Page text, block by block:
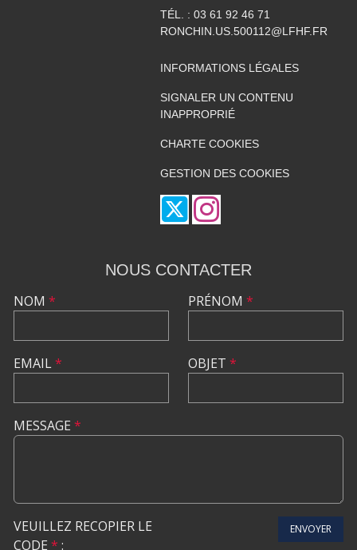
TÉL. : 03 61 92 46 71
RONCHIN.US.500112@LFHF.FR
INFORMATIONS LÉGALES
SIGNALER UN CONTENU
INAPPROPRIÉ
CHARTE COOKIES
GESTION DES COOKIES
NOUS CONTACTER
NOM *
EMAIL*
PRÉNOM *
OBJET *
MESSAGE *
VEUILLEZ RECOPIER LE
CODE * :
ENVOYER